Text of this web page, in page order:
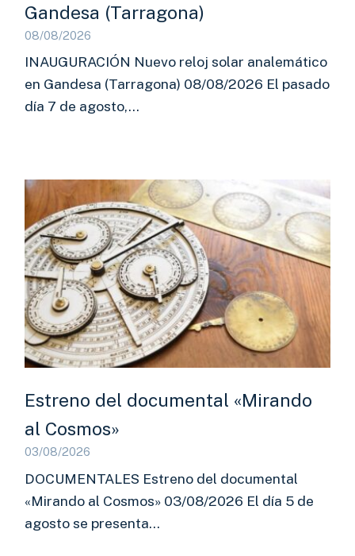
Gandesa (Tarragona)
08/08/2026
INAUGURACIÓN Nuevo reloj solar analemático
en Gandesa (Tarragona) 08/08/2026 El pasado
día 7 de agosto,…
Estreno del documental «Mirando
al Cosmos»
03/08/2026
DOCUMENTALES Estreno del documental
«Mirando al Cosmos» 03/08/2026 El día 5 de
agosto se presenta…